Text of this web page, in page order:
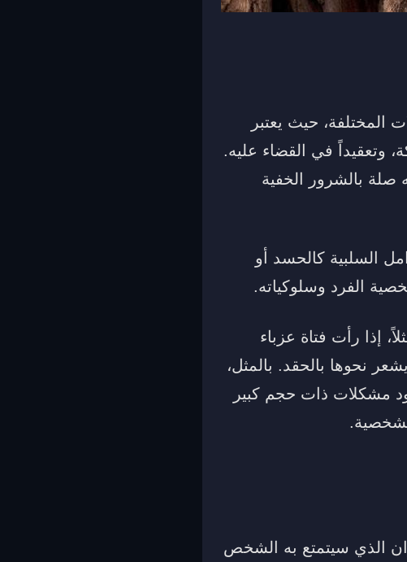
المختلفة، حيث يعتبر
وتعقيداً في القضاء عليه.
صلة بالشرور الخفية
السلبية كالحسد أو
الفرد وسلوكياته.
إذا رأت فتاة عزباء
نحوها بالحقد. بالمثل،
مشكلات ذات حجم كبير
الذي سيتمتع به الشخص